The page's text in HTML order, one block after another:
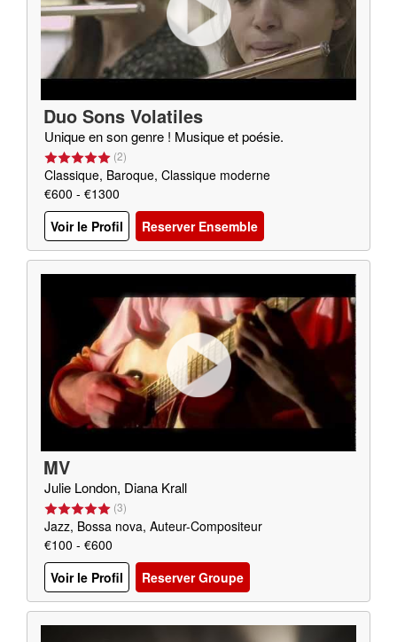
Duo Sons Volatiles
Unique en son genre ! Musique et poésie.
(2)
Classique, Baroque, Classique moderne
€600 - €1300
Voir le Profil
Reserver Ensemble
MV
Julie London, Diana Krall
(3)
Jazz, Bossa nova, Auteur-Compositeur
€100 - €600
Voir le Profil
Reserver Groupe